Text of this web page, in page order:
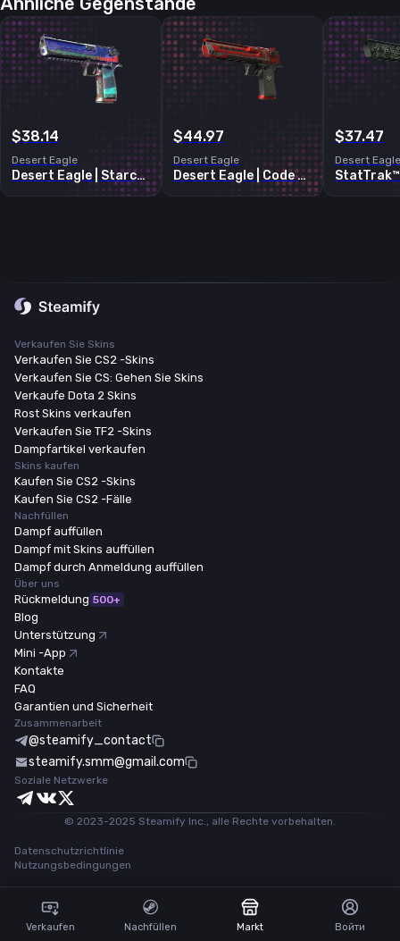
0.64802 $38.05
0.775693 BS
$38.14
Desert Eagle
Desert Eagle | Starcade
$44.97
Desert Eagle
Desert Eagle | Code Red
$37.47
Desert Eagle
Verkaufen Sie Skins
Verkaufen Sie CS2 -Skins
Verkaufen Sie CS: Gehen Sie Skins
Verkaufe Dota 2 Skins
Rost Skins verkaufen
Verkaufen Sie TF2 -Skins
Dampfartikel verkaufen
Skins kaufen
Kaufen Sie CS2 -Skins
Kaufen Sie CS2 -Fälle
Nachfüllen
Dampf auffüllen
Dampf mit Skins auffüllen
Dampf durch Anmeldung auffüllen
Über uns
Rückmeldung 500+
Blog
Unterstützung
Mini -App
Kontakte
FAQ
Garantien und Sicherheit
Zusammenarbeit
@steamify_contact
steamify.smm@gmail.com
Soziale Netzwerke
© 2023-2025 Steamify Inc., alle Rechte vorbehalten.
Datenschutzrichtlinie
Nutzungsbedingungen
Verkaufen Nachfüllen Markt Войти